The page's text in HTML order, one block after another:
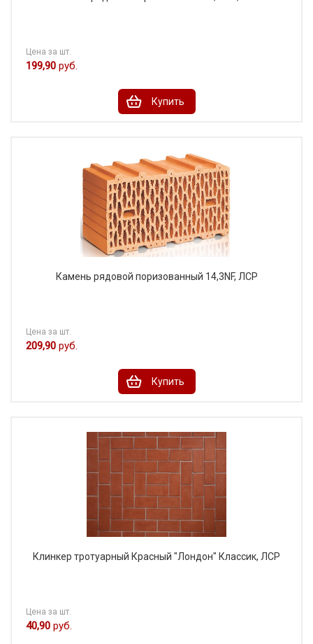
Цена за шт.
199,90 руб.
Купить
Камень рядовой поризованный 14,3NF, ЛСР
Цена за шт.
209,90 руб.
Купить
Клинкер тротуарный Красный "Лондон" Классик, ЛСР
Цена за шт.
40,90 руб.